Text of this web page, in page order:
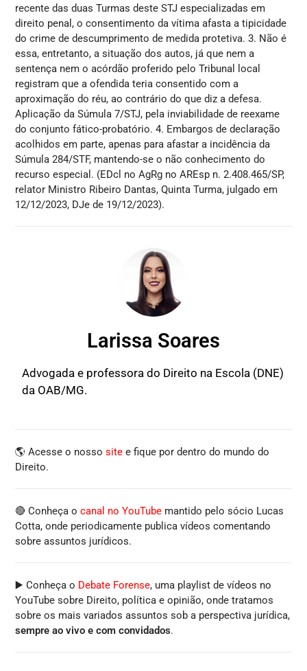
recente das duas Turmas deste STJ especializadas em
direito penal, o consentimento da vítima afasta a tipicidade
do crime de descumprimento de medida protetiva. 3. Não é
essa, entretanto, a situação dos autos, já que nem a
sentença nem o acórdão proferido pelo Tribunal local
registram que a ofendida teria consentido com a
aproximação do réu, ao contrário do que diz a defesa.
Aplicação da Súmula 7/STJ, pela inviabilidade de reexame
do conjunto fático-probatório. 4. Embargos de declaração
acolhidos em parte, apenas para afastar a incidência da
Súmula 284/STF, mantendo-se o não conhecimento do
recurso especial. (EDcl no AgRg no AREsp n. 2.408.465/SP,
relator Ministro Ribeiro Dantas, Quinta Turma, julgado em
12/12/2023, DJe de 19/12/2023).
Larissa Soares
Advogada e professora do Direito na Escola (DNE)
da OAB/MG.
🌎 Acesse o nossosite e fique por dentro do mundo do
Direito.
🔴 Conheça ocanal no YouTube mantido pelo sócio Lucas
Cotta, onde periodicamente publica vídeos comentando
sobre assuntos jurídicos.
▶️ Conheça o Debate Forense, uma playlist de vídeos no
YouTube sobre Direito, política e opinião, onde tratamos
sobre os mais variados assuntos sob a perspectiva jurídica,
sempre ao vivo e com convidados.